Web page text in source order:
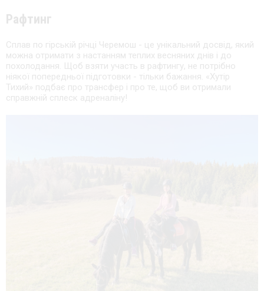
Рафтинг
Сплав по гірській річці Черемош - це унікальний досвід, який
можна отримати з настанням теплих весняних днів і до
похолодання. Щоб взяти участь в рафтингу, не потрібно
ніякої попередньої підготовки - тільки бажання. «Хутір
Тихий» подбає про трансфер і про те, щоб ви отримали
справжній сплеск адреналіну!